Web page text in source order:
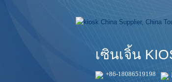
เซินเจิ้น
+86-18086519198